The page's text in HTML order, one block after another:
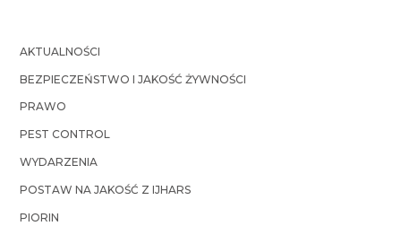
AKTUALNOŚCI
BEZPIECZEŃSTWO I JAKOŚĆ ŻYWNOŚCI
PRAWO
PEST CONTROL
WYDARZENIA
POSTAW NA JAKOŚĆ Z IJHARS
PIORIN